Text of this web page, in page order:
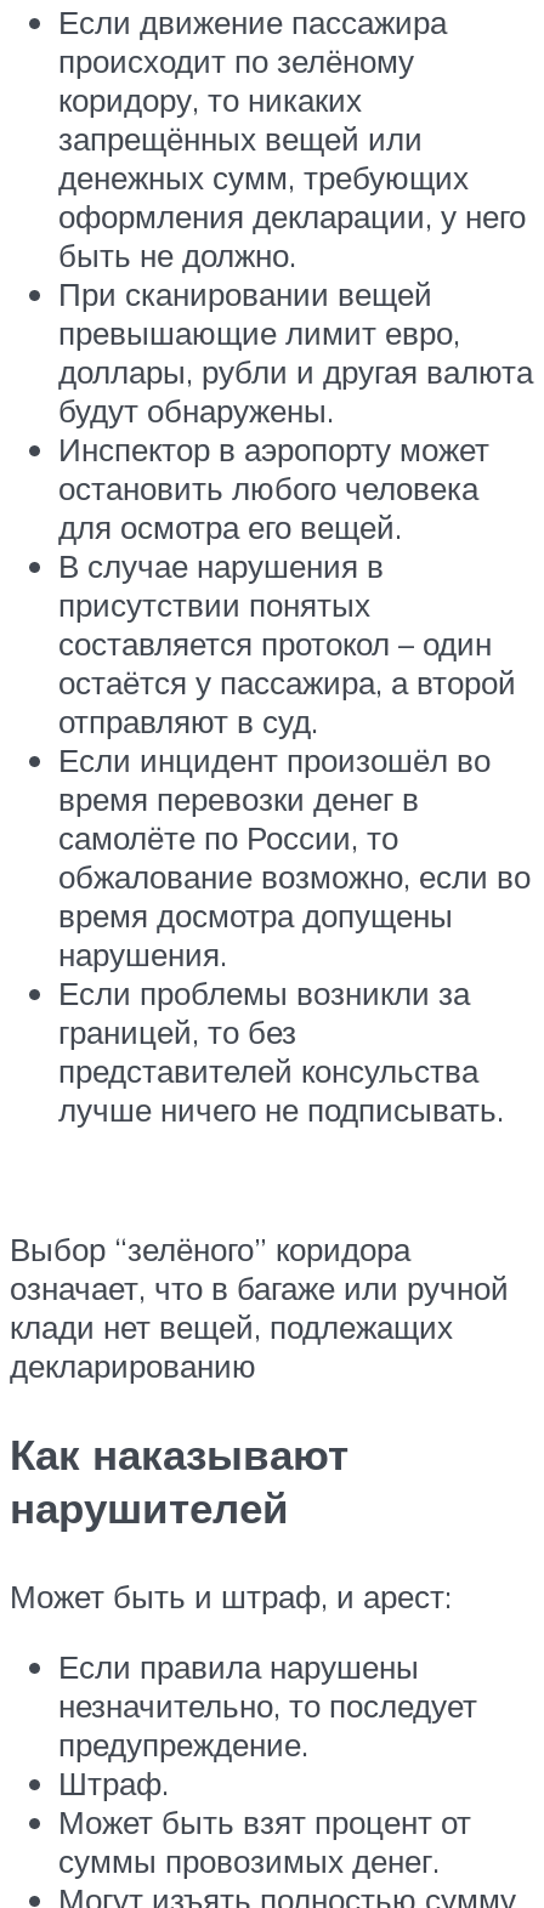
Если движение пассажира
происходит по зелёному
коридору, то никаких
запрещённых вещей или
денежных сумм, требующих
оформления декларации, у него
быть не должно.
При сканировании вещей
превышающие лимит евро,
доллары, рубли и другая валюта
будут обнаружены.
Инспектор в аэропорту может
остановить любого человека
для осмотра его вещей.
В случае нарушения в
присутствии понятых
составляется протокол – один
остаётся у пассажира, а второй
отправляют в суд.
Если инцидент произошёл во
время перевозки денег в
самолёте по России, то
обжалование возможно, если во
время досмотра допущены
нарушения.
Если проблемы возникли за
границей, то без
представителей консульства
лучше ничего не подписывать.
Выбор “зелёного” коридора
означает, что в багаже или ручной
клади нет вещей, подлежащих
декларированию
Как наказывают
нарушителей
Может быть и штраф, и арест:
Если правила нарушены
незначительно, то последует
предупреждение.
Штраф.
Может быть взят процент от
суммы провозимых денег.
Могут изъять полностью сумму,